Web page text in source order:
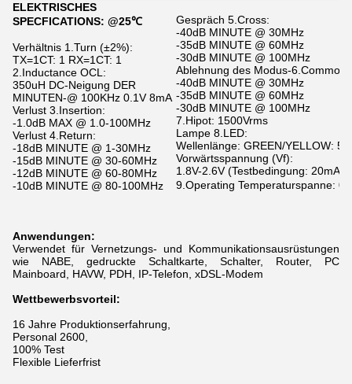
ELEKTRISCHES
SPECFICATIONS: @25℃
Verhältnis 1.Turn (±2%):
TX=1CT: 1 RX=1CT: 1
2.Inductance OCL:
350uH DC-Neigung DER
MINUTEN-@ 100KHz 0.1V 8mA
Verlust 3.Insertion:
-1.0dB MAX @ 1.0-100MHz
Verlust 4.Return:
-18dB MINUTE @ 1-30MHz
-15dB MINUTE @ 30-60MHz
-12dB MINUTE @ 60-80MHz
-10dB MINUTE @ 80-100MHz
Gespräch 5.Cross:
-40dB MINUTE @ 30MHz
-35dB MINUTE @ 60MHz
-30dB MINUTE @ 100MHz
Ablehnung des Modus-6.Common:
-40dB MINUTE @ 30MHz
-35dB MINUTE @ 60MHz
-30dB MINUTE @ 100MHz
7.Hipot: 1500Vrms
Lampe 8.LED:
Wellenlänge: GREEN/YELLOW:
Vorwärtsspannung (Vf):
1.8V-2.6V (Testbedingung: 20mA)
9.Operating Temperaturspanne:
Anwendungen:
Verwendet für Vernetzungs- und Kommunikationsausrüstungen
wie NABE, gedruckte Schaltkarte, Schalter, Router, PC
Mainboard, HAVW, PDH, IP-Telefon, xDSL-Modem
Wettbewerbsvorteil:
16 Jahre Produktionserfahrung,
Personal 2600,
100% Test
Flexible Lieferfrist